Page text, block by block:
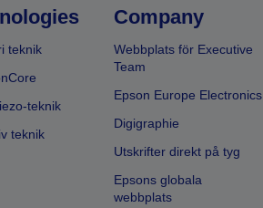
teknik
teknik
teknik
Company
Webbplats för Executive
Team
Epson Europe Electronics
Digigraphie
Utskrifter direkt på tyg
Epsons globala
webbplats